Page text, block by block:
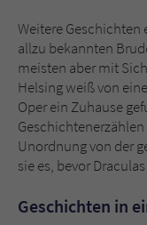
Weitere Geschichten
allzu bekannten
meisten aber mit
Helsing weiß von
Oper ein Zuhause
Unordnung von der
sie es, bevor
Geschichten in